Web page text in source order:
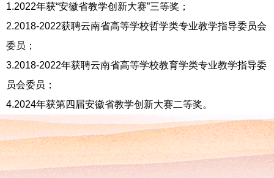
1.2022年获“安徽省教学创新大赛”三等奖；
2.2018-2022获聘云南省高等学校哲学类专业教学指导委员会
委员；
3.2018-2022年获聘云南省高等学校教育学类专业教学指导委
员会委员；
4.2024年获第四届安徽省教学创新大赛二等奖。